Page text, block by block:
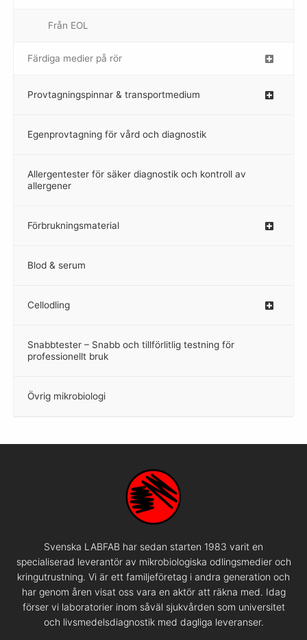
Från EOL
–
Färdiga medier på rör
–
Provtagningspinnar & transportmedium
–
Egenprovtagning för vård och diagnostik
–
Allergentester för säker diagnostik och kontroll av
allergener
–
Förbrukningsmaterial
Blod & serum
Cellodling
–
Snabbtester – Snabb och tillförlitlig testning för
professionellt bruk
–
Övrig mikrobiologi
–
Svenska LABFAB har sedan starten 1983 varit en
specialiserad leverantör av mikrobiologiska odlingsmedier och
kringutrustning. Vi är ett familjeföretag i andra generation och
har genom åren visat oss vara en aktör att räkna med. Idag
förser vi laboratorier inom såväl sjukvården som universitet
och livsmedelsdiagnostik med dagliga leveranser.